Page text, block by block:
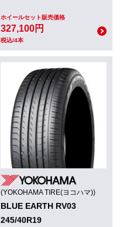
ホイールセット販売価格
327,100円
税込/4本
(YOKOHAMA TIRE(ヨコハマ))
BLUE EARTH RV03
245/40R19